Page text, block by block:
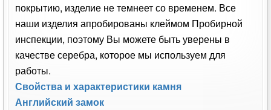
покрытию, изделие не темнеет со временем. Все
наши изделия апробированы клеймом Пробирной
инспекции, поэтому Вы можете быть уверены в
качестве серебра, которое мы используем для
работы.
Свойства и характеристики камня
Английский замок